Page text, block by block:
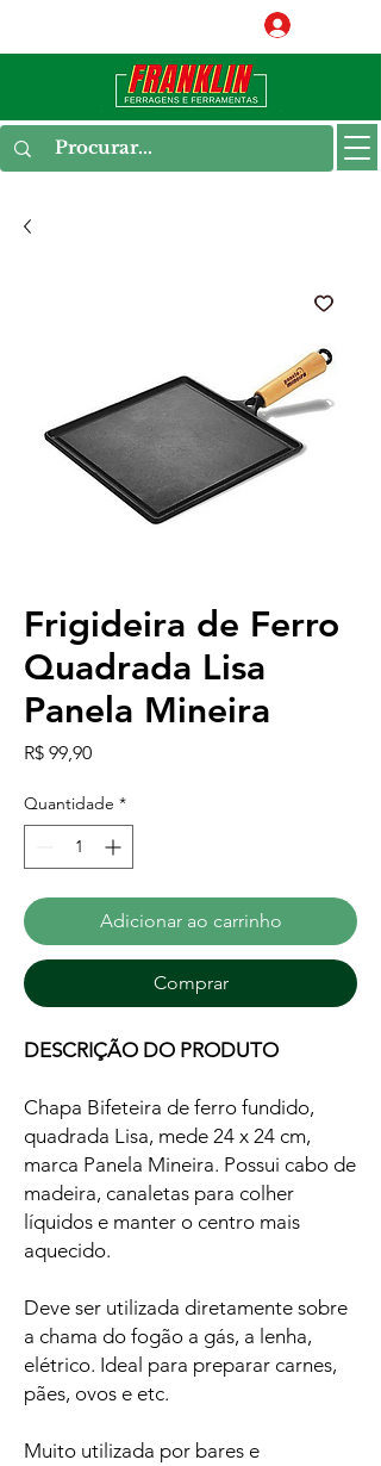
Frigideira de Ferro
Quadrada Lisa
Panela Mineira
R$ 99,90Preço
Quantidade *
Adicionar ao carrinho
Comprar
DESCRIÇÃO DO PRODUTO
Chapa Bifeteira de ferro fundido,
quadrada Lisa, mede 24 x 24 cm,
marca Panela Mineira. Possui cabo de
madeira, canaletas para colher
líquidos e manter o centro mais
aquecido.
Deve ser utilizada diretamente sobre
a chama do fogão a gás, a lenha,
elétrico. Ideal para preparar carnes,
pães, ovos e etc.
Muito utilizada por bares e